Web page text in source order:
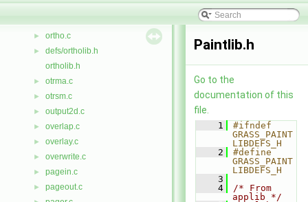
► opendb.c
► ortho.c
►
defs/ortholib.h
ortholib.h
► otrma.c
► otrsm.c
► output2d.c
► overlap.c
► overlay.c
► overwrite.c
► pagein.c
► pageout.c
Paintlib.h
Go to the
documentation of this
file.
    1
#ifndef
GRASS_PAINT
LIBDEFS_H
    2
#define
GRASS_PAINT
LIBDEFS_H
    3
    4
/* From
applib */